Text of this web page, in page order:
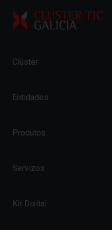
Clúster
Entidades
Produtos
Servizos
Kit Dixital